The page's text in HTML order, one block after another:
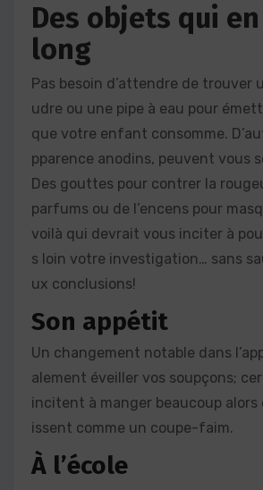
Des objets qui
long
Pas besoin d’attendre de trouver
udre ou une pipe à eau pour
que votre enfant consomme.
pparence anodins, peuvent vous
Des gouttes pour contrer la
parfums ou de l’encens pour
voilà qui devrait vous inciter à
s loin votre investigation… sans
ux conclusions!
Son appétit
Un changement notable dans
alement éveiller vos soupçons;
incitent à manger beaucoup alors
issent comme un coupe-faim.
À l’école